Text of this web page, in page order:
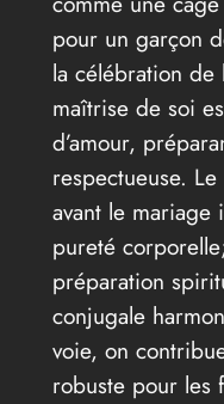
pour un garçon
la célébration de
maîtrise de soi
d’amour,
respectueuse.
avant le
pureté
préparation
conjugale
voie, on
robuste pour les